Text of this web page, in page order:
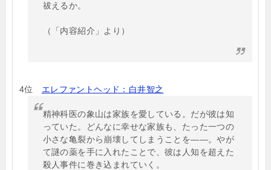
祓えるか。
（「内容紹介」より）
4位 エレファントヘッド：白井智之
精神科医の象山は家族を愛している。だが彼は知
っていた。どんなに幸せな家族も、たった一つの
小さな亀裂から崩壊してしまうことを――。やが
て謎の薬を手に入れたことで、彼は人知を超えた
殺人事件に巻き込まれていく。